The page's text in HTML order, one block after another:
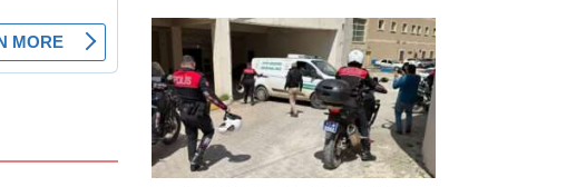
Operasyon kapsamında çok sayıda şahıs
hakkında adli süreç başlatıldı. Haber
Merkezi – Şanlıurfa Valiliği bünyesinde İl
Jandarma Komutanlığı tarafından
gerçekleştirilen “Tütün ve Alkol
Kaçakçılarına Yönelik Çalışmalar” tüm...